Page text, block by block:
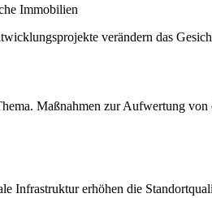
Immobilien
verändern das
Maßnahmen zur Aufwertung
Infrastruktur erhöhen die